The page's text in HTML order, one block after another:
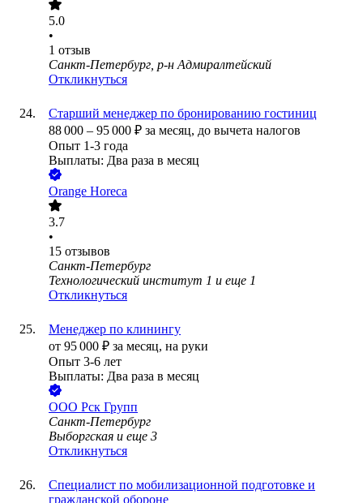
5.0
•
1 отзыв
Санкт-Петербург, р-н Адмиралтейский
Откликнуться
Старший менеджер по бронированию гостиниц
88 000 – 95 000 ₽ за месяц, до вычета налогов
Опыт 1-3 года
Выплаты: Два раза в месяц
Orange Horeca
3.7
•
15 отзывов
Санкт-Петербург
Технологический институт 1 и еще 1
Откликнуться
Менеджер по клинингу
от 95 000 ₽ за месяц, на руки
Опыт 3-6 лет
Выплаты: Два раза в месяц
ООО Рск Групп
Санкт-Петербург
Выборгская и еще 3
Откликнуться
Специалист по мобилизационной подготовке и
гражданской обороне